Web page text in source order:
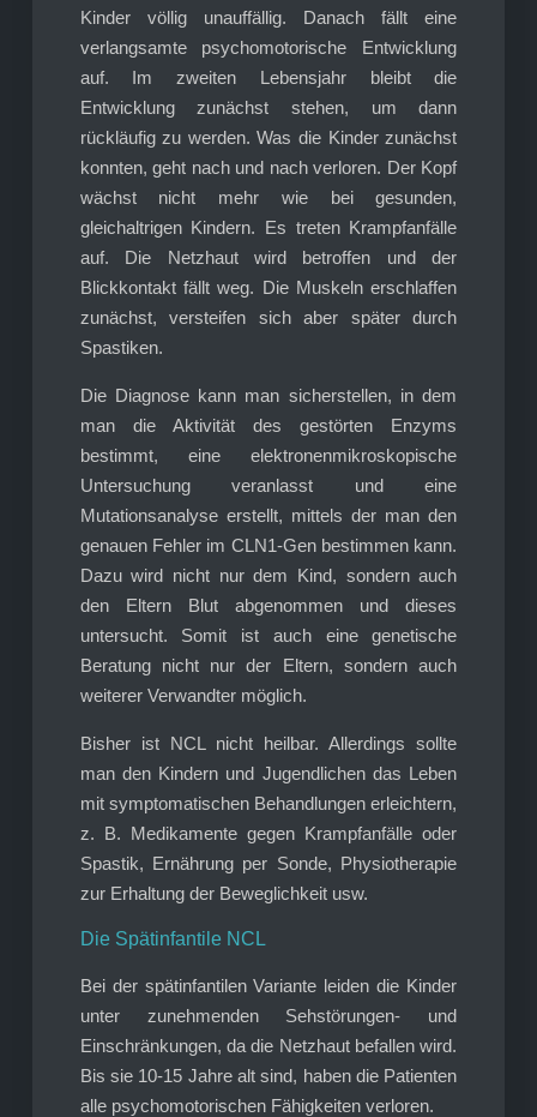
Kinder völlig unauffällig. Danach fällt eine
verlangsamte psychomotorische Entwicklung
auf. Im zweiten Lebensjahr bleibt die
Entwicklung zunächst stehen, um dann
rückläufig zu werden. Was die Kinder zunächst
konnten, geht nach und nach verloren. Der Kopf
wächst nicht mehr wie bei gesunden,
gleichaltrigen Kindern. Es treten Krampfanfälle
auf. Die Netzhaut wird betroffen und der
Blickkontakt fällt weg. Die Muskeln erschlaffen
zunächst, versteifen sich aber später durch
Spastiken.
Die Diagnose kann man sicherstellen, in dem
man die Aktivität des gestörten Enzyms
bestimmt, eine elektronenmikroskopische
Untersuchung veranlasst und eine
Mutationsanalyse erstellt, mittels der man den
genauen Fehler im CLN1-Gen bestimmen kann.
Dazu wird nicht nur dem Kind, sondern auch
den Eltern Blut abgenommen und dieses
untersucht. Somit ist auch eine genetische
Beratung nicht nur der Eltern, sondern auch
weiterer Verwandter möglich.
Bisher ist NCL nicht heilbar. Allerdings sollte
man den Kindern und Jugendlichen das Leben
mit symptomatischen Behandlungen erleichtern,
z. B. Medikamente gegen Krampfanfälle oder
Spastik, Ernährung per Sonde, Physiotherapie
zur Erhaltung der Beweglichkeit usw.
Die Spätinfantile NCL
Bei der spätinfantilen Variante leiden die Kinder
unter zunehmenden Sehstörungen- und
Einschränkungen, da die Netzhaut befallen wird.
Bis sie 10-15 Jahre alt sind, haben die Patienten
alle psychomotorischen Fähigkeiten verloren.